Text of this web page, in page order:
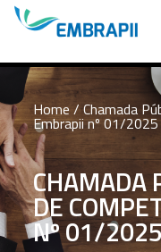
Home / Chamada
Embrapii nº 01/2025
CHAMADA
DE
Nº 01/